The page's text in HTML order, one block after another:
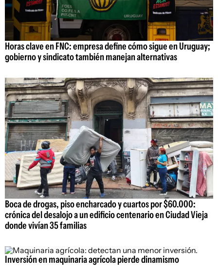
Horas clave en FNC: empresa define cómo sigue en Uruguay;
gobierno y sindicato también manejan alternativas
Boca de drogas, piso encharcado y cuartos por $60.000:
crónica del desalojo a un edificio centenario en Ciudad Vieja
donde vivían 35 familias
Inversión en maquinaria agrícola pierde dinamismo